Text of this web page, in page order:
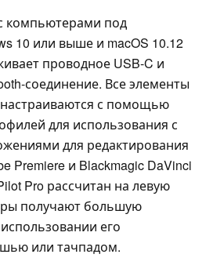
компьютерами под
10 или выше и macOS 10.12
проводное USB-C и
соединение. Все элементы
с помощью
для использования с
для редактирования
Premiere и Blackmagic DaVinci
Pro рассчитан на левую
получают большую
его
или тачпадом.